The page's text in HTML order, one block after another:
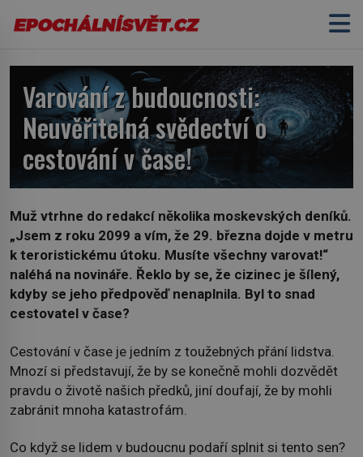
Varování z budoucnosti:
Neuvěřitelná svědectví o
cestování v čase!
Muž vtrhne do redakcí několika moskevských deníků.
„Jsem z roku 2099 a vím, že 29. března dojde v metru
k teroristickému útoku. Musíte všechny varovat!“
naléhá na novináře. Řeklo by se, že cizinec je šílený,
kdyby se jeho předpověď nenaplnila. Byl to snad
cestovatel v čase?
Cestování v čase je jedním z toužebných přání lidstva.
Mnozí si představují, že by se konečně mohli dozvědět
pravdu o životě našich předků, jiní doufají, že by mohli
zabránit mnoha katastrofám.
Co když se lidem v budoucnu podaří splnit si tento sen?